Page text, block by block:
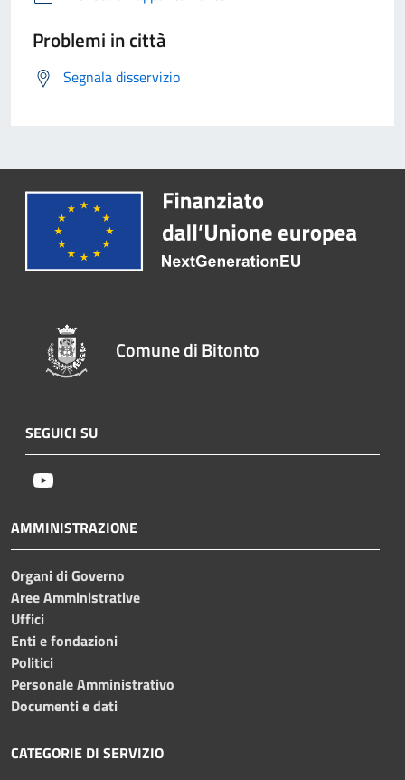
Problemi in città
Segnala disservizio
Comune di Bitonto
SEGUICI SU
AMMINISTRAZIONE
Organi di Governo
Aree Amministrative
Uffici
Enti e fondazioni
Politici
Personale Amministrativo
Documenti e dati
CATEGORIE DI SERVIZIO